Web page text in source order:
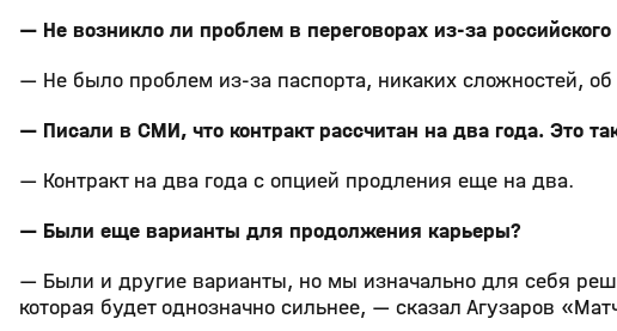
— Не возникло ли проблем в переговорах из‑за
— Не было проблем из‑за паспорта, никаких сложностей,
— Писали в СМИ, что контракт рассчитан на два года. Это
— Контракт на два года с опцией продления еще на два.
— Были еще варианты для продолжения карьеры?
— Были и другие варианты, но мы изначально для себя
которая будет однозначно сильнее, — сказал Агузаров